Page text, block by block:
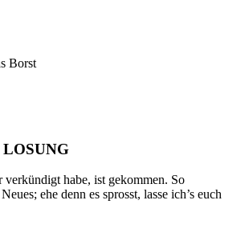
Borst
verkündigt habe, ist gekommen. So
ehe denn es sprosst, lasse ich’s euch